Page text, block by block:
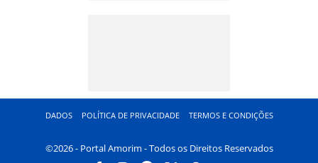
DADOS POLÍTICA DE PRIVACIDADE TERMOS E CONDIÇÕES
©2026 - Portal Amorim - Todos os Direitos Reservados